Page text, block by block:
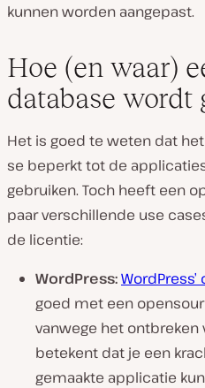
kunnen worden aangepast.
Hoe (en waar)
database wordt
Het is goed te weten dat
se beperkt tot de
gebruiken. Toch heeft een
paar verschillende use
de licentie:
WordPress:
goed met een
vanwege het ontbreken
betekent dat je een
gemaakte applicatie